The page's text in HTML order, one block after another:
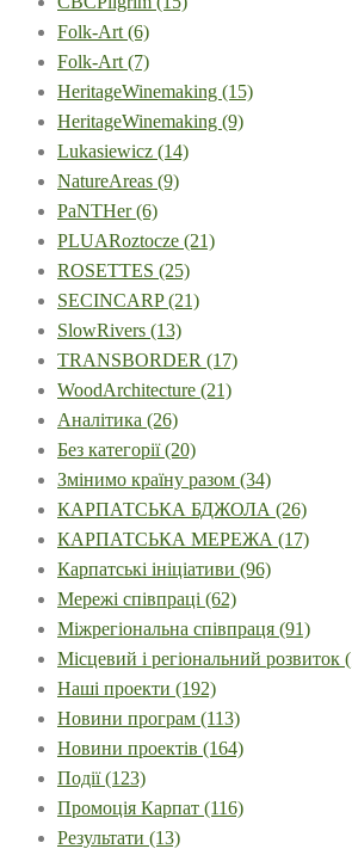
Folk-Art (6)
Folk-Art (7)
HeritageWinemaking (15)
HeritageWinemaking (9)
Lukasiewicz (14)
NatureAreas (9)
PaNTHer(6)
PLUARoztocze (21)
ROSETTES (25)
SECINCARP(21)
SlowRivers (13)
TRANSBORDER (17)
WoodArchitecture (21)
Аналітика (26)
Без категорії(20)
Змінимо країну разом (34)
КАРПАТСЬКА БДЖОЛА (26)
КАРПАТСЬКА МЕРЕЖА (17)
Карпатські ініціативи (96)
Мережі співпраці (62)
Міжрегіональна співпраця (91)
Місцевий і регіональний розвиток
Наші проекти (192)
Новини програм (113)
Новини проектів (164)
Події(123)
Промоція Карпат (116)
Результати (13)